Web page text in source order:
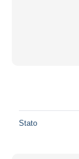
Stato